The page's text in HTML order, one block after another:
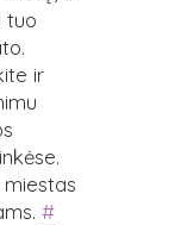
tuo
ir
#